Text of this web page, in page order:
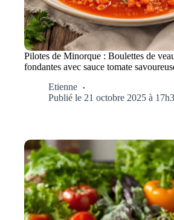
Pilotes de Minorque : Boulettes de
fondantes avec sauce tomate
Etienne
Publié le 21 octobre 2025 à